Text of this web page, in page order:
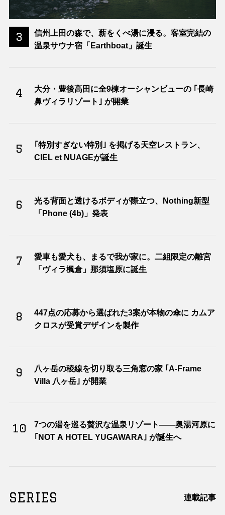
3
信州上田の森で、薪をくべ湯に浸る。客室完結の
温泉サウナ宿「Earthboat」誕生
4
大分・豊後高田に全9棟オーシャンビューの ｢長崎
鼻ヴィラリゾート｣ が開業
5
｢特別すぎない特別｣ を掲げる天空レストラン、
CIEL et NUAGEが誕生
6
光る背面と透けるボディが際立つ、Nothing新型
「Phone (4b)」発表
7
愛車も愛犬も、まるで我が家に。二組限定の離宮
「ヴィラ楓倉」那須塩原に誕生
8
447点の応募から選ばれた3案が本物の傘に カムア
クロスが受賞デザインを製作
9
八ヶ岳の稜線を切り取る三角窓の家 ｢A-Frame
Villa 八ヶ岳｣ が開業
10
7つの湯を巡る贅沢な温泉リゾート――奥湯河原に
｢NOT A HOTEL YUGAWARA｣ が誕生へ
SERIES 連載記事